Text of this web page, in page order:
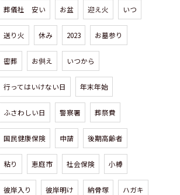
葬儀社 安い お盆 迎え火 いつ
送り火 休み 2023 お墓参り
密葬 お供え いつから
行ってはいけない日 年末年始
ふさわしい日 警察署 葬祭費
国民健康保険 申請 後期高齢者
粘り 恵庭市 社会保険 小樽
彼岸入り 彼岸明け 納骨塚 ハガキ